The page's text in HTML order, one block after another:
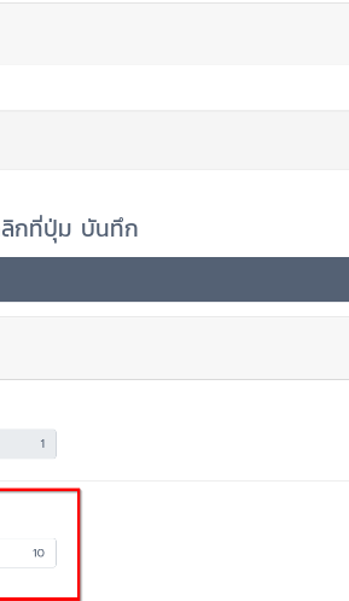
ลิกที่ปุ่ม บันทึก